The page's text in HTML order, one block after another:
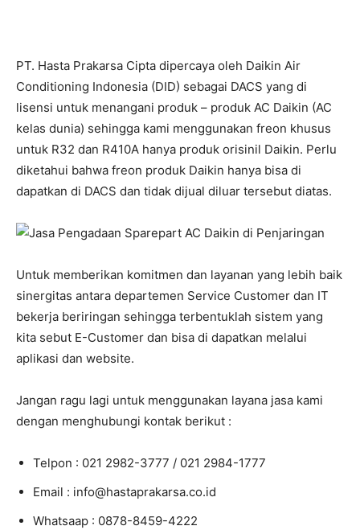
PT. Hasta Prakarsa Cipta dipercaya oleh Daikin Air
Conditioning Indonesia (DID) sebagai DACS yang di
lisensi untuk menangani produk – produk AC Daikin (AC
kelas dunia) sehingga kami menggunakan freon khusus
untuk R32 dan R410A hanya produk orisinil Daikin. Perlu
diketahui bahwa freon produk Daikin hanya bisa di
dapatkan di DACS dan tidak dijual diluar tersebut diatas.
Untuk memberikan komitmen dan layanan yang lebih baik
sinergitas antara departemen Service Customer dan IT
bekerja beriringan sehingga terbentuklah sistem yang
kita sebut E-Customer dan bisa di dapatkan melalui
aplikasi dan website.
Jangan ragu lagi untuk menggunakan layana jasa kami
dengan menghubungi kontak berikut :
Telpon : 021 2982-3777 / 021 2984-1777
Email : info@hastaprakarsa.co.id
Whatsaap : 0878-8459-4222